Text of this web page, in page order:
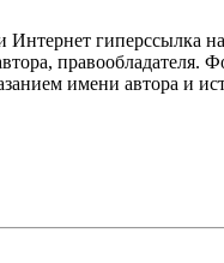
гиперссылка
правообладателя.
имени автора и